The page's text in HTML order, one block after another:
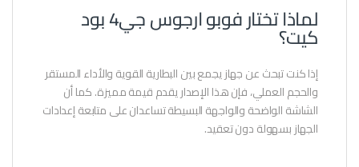
لماذا تختار فوبو ارجوس جي4 بود
كيت؟
إذا كنت تبحث عن جهاز يجمع بين البطارية القوية والأداء المستقر
والحجم العملي، فإن هذا الإصدار يقدم قيمة مميزة. كما أن
الشاشة الواضحة والواجهة البسيطة تساعدان على متابعة إعدادات
الجهاز بسهولة دون تعقيد.